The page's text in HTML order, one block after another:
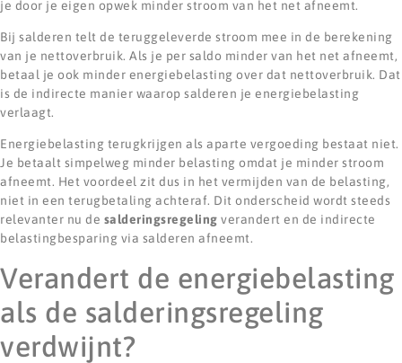
je door je eigen opwek minder stroom van het net afneemt.
Bij salderen telt de teruggeleverde stroom mee in de berekening
van je nettoverbruik. Als je per saldo minder van het net afneemt,
betaal je ook minder energiebelasting over dat nettoverbruik. Dat
is de indirecte manier waarop salderen je energiebelasting
verlaagt.
Energiebelasting terugkrijgen als aparte vergoeding bestaat niet.
Je betaalt simpelweg minder belasting omdat je minder stroom
afneemt. Het voordeel zit dus in het vermijden van de belasting,
niet in een terugbetaling achteraf. Dit onderscheid wordt steeds
relevanter nu de salderingsregeling verandert en de indirecte
belastingbesparing via salderen afneemt.
Verandert de energiebelasting
als de salderingsregeling
verdwijnt?